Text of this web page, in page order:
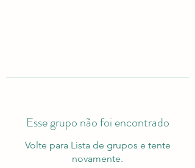
Esse grupo não foi encontrado
Volte para Lista de grupos e tente
novamente.